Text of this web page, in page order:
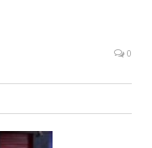
0